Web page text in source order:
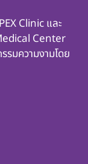
Clinic และ
Center
รมความงามโดย